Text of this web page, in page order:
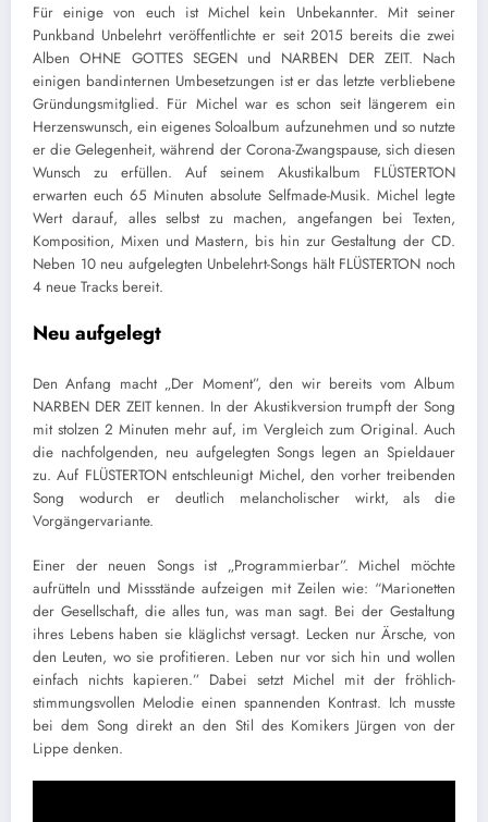
Für einige von euch ist Michel kein Unbekannter. Mit seiner
Punkband Unbelehrt veröffentlichteer seit 2015 bereits die zwei
Alben OHNE GOTTES SEGEN und NARBEN DER ZEIT. Nach
einigen bandinternen Umbesetzungen ist er das letzte verbliebene
Gründungsmitglied. Für Michel war es schon seit längerem ein
Herzenswunsch, ein eigenes Soloalbum aufzunehmen und so nutzte
er die Gelegenheit, während der Corona-Zwangspause, sich diesen
Wunsch zu erfüllen. Auf seinem Akustikalbum FLÜSTERTON
erwarten euch 65 Minuten absolute Selfmade-Musik. Michel legte
Wert darauf, alles selbst zu machen, angefangen bei Texten,
Komposition, Mixen und Mastern, bis hin zur Gestaltung der CD.
Neben 10 neu aufgelegten Unbelehrt-Songs hält FLÜSTERTON noch
4 neue Tracks bereit.
Neu aufgelegt
Den Anfang macht „Der Moment”, den wir bereits vom Album
NARBEN DER ZEIT kennen. In der Akustikversion trumpft der Song
mit stolzen 2 Minuten mehr auf, im Vergleich zum Original. Auch
die nachfolgenden, neu aufgelegten Songs legen an Spieldauer
zu. Auf FLÜSTERTONentschleunigtMichel, den vorher treibenden
Song wodurch er deutlich melancholischer wirkt, als die
Vorgängervariante.
Einer der neuen Songs ist „Programmierbar”. Michel möchte
aufrütteln undMissstände aufzeigen mit Zeilen wie: “Marionetten
der Gesellschaft, die alles tun, was man sagt. Bei der Gestaltung
ihres Lebens haben sie kläglichstversagt. Lecken nur Ärsche, von
den Leuten, wo sie profitieren. Leben nur vor sich hin und wollen
einfach nichts kapieren.” Dabei setzt Michel mit der fröhlich-
stimmungsvollen Melodie einen spannenden Kontrast. Ich musste
bei dem Song direkt an den Stil des Komikers Jürgen von der
Lippe denken.